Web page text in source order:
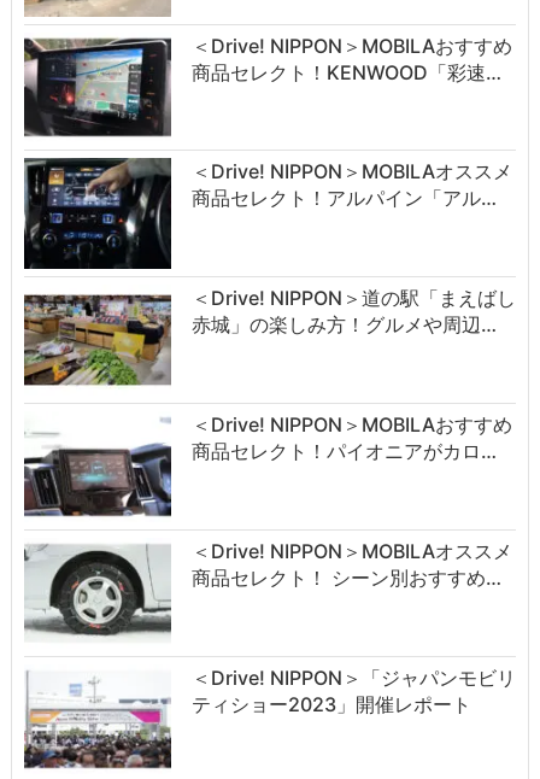
＜Drive! NIPPON＞MOBILAおすすめ
商品セレクト！KENWOOD「彩速…
＜Drive! NIPPON＞MOBILAオススメ
商品セレクト！アルパイン「アル…
＜Drive! NIPPON＞道の駅「まえばし
赤城」の楽しみ方！グルメや周辺…
＜Drive! NIPPON＞MOBILAおすすめ
商品セレクト！パイオニアがカロ…
＜Drive! NIPPON＞MOBILAオススメ
商品セレクト！ シーン別おすすめ…
＜Drive! NIPPON＞「ジャパンモビリ
ティショー2023」開催レポート